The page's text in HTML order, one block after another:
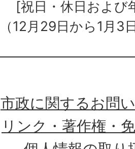
[祝日・休日および
（12月29日から1月3
市政に関するお問
リンク・著作権・